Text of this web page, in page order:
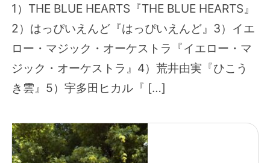
1）THE BLUE HEARTS『THE BLUE HEARTS』
2）はっぴいえんど『はっぴいえんど』3）イエ
ロー・マジック・オーケストラ『イエロー・マ
ジック・オーケストラ』4）荒井由実『ひこう
き雲』5）宇多田ヒカル『 […]